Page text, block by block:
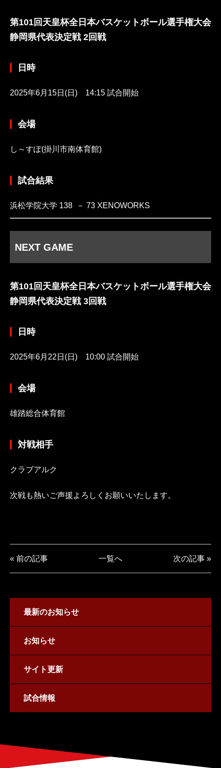
第101回天皇杯全日本バスケットボール選手権大会
静岡県代表決定戦 2回戦
日時
2025年6月15日(日) 14:15 試合開始
会場
し～すぽ(掛川市南体育館)
試合結果
浜松学院大学 138 － 73 XENOWORKS
NEXT GAME
第101回天皇杯全日本バスケットボール選手権大会
静岡県代表決定戦 3回戦
日時
2025年6月22日(日) 10:00 試合開始
会場
雄踏総合体育館
対戦相手
クラブアルク
次戦も熱いご声援よろしくお願いいたします。
« 前の記事 一覧へ 次の記事 »
最新のお知らせ
お知らせ
サイト更新
試合情報